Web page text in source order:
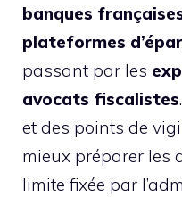
banques
plateformes
passant par les
avocats fiscalistes
et des points de
mieux préparer les
limite fixée par